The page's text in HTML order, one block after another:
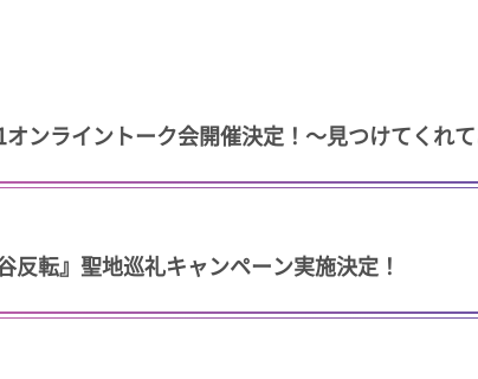
ンライントーク会開催決定！～見つけてくれ
反転』聖地巡礼キャンペーン実施決定！